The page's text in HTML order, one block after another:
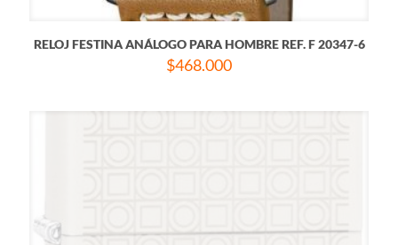
RELOJ FESTINA ANÁLOGO PARA HOMBRE REF. F 20347-6
$468.000